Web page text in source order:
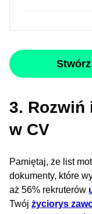
3. Rozwiń
w CV
Pamiętaj, że list
dokumenty, które
aż 56% rekruterów
Twój życiorys